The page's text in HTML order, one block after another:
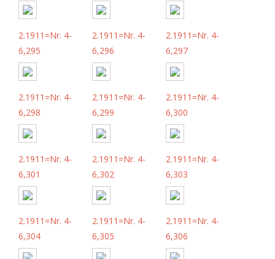
2.1911=Nr. 4-
6,295
2.1911=Nr. 4-
6,296
2.1911=Nr. 4-
6,297
2.1911=Nr. 4-
6,298
2.1911=Nr. 4-
6,299
2.1911=Nr. 4-
6,300
2.1911=Nr. 4-
6,301
2.1911=Nr. 4-
6,302
2.1911=Nr. 4-
6,303
2.1911=Nr. 4-
6,304
2.1911=Nr. 4-
6,305
2.1911=Nr. 4-
6,306